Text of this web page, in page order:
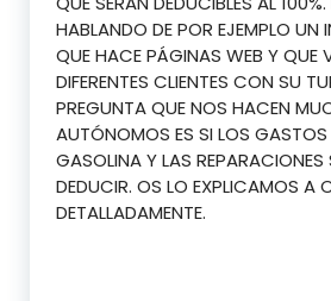
HABLANDO DE POR EJEMPLO UN
QUE HACE PÁGINAS WEB Y QUE
DIFERENTES CLIENTES CON SU
PREGUNTA QUE NOS HACEN
AUTÓNOMOS ES SI LOS
GASOLINA Y LAS REPARACIONES
DEDUCIR. OS LO EXPLICAMOS A
DETALLADAMENTE.